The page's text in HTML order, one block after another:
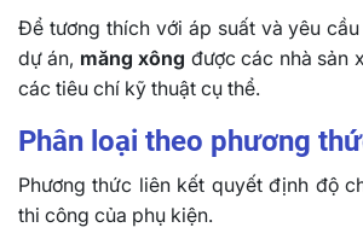
Để tương thích với áp suất và yêu
dự án, măng xông được các nhà sản
các tiêu chí kỹ thuật cụ thể.
Phân loại theo phương
Phương thức liên kết quyết định độ
thi công của phụ kiện.